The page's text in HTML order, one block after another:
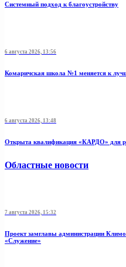
Системный подход к благоустройству
6 августа 2026, 13:56
Комаричская школа №1 меняется к
6 августа 2026, 13:48
Открыта квалификация «КАРДО» для
Областные новости
7 августа 2026, 15:32
Проект замглавы администрации
«Служение»